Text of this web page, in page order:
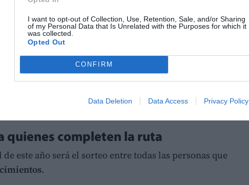
I want to opt-out of Collection, Use, Retention, Sale, and/or Sharing
of my Personal Data that Is Unrelated with the Purposes for which it
was collected.
Opted Out
CONFIRM
Data Deletion Data Access Privacy Policy
Rascanya
quienes completen la ruta
este año será el sorteo entre todas las personas que
.